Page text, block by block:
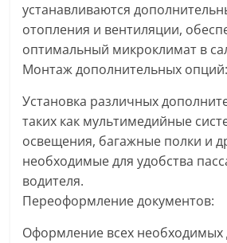
устанавливаются
отопления и вентиляции,
оптимальный микроклимат в
Монтаж дополнительных опций:
Установка различных
таких как мультимедийные
освещения, багажные полки и
необходимые для удобства
водителя.
Переоформление документов:
Оформление всех необходимых